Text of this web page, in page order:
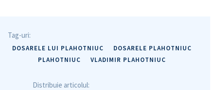
Tag-uri:
DOSARELE LUI PLAHOTNIUC
DOSARELE PLAHOTNIUC
PLAHOTNIUC
VLADIMIR PLAHOTNIUC
Distribuie articolul: